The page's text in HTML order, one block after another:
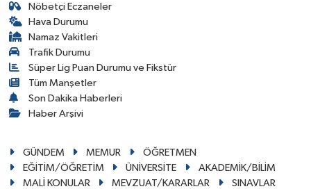
Nöbetçi Eczaneler
Hava Durumu
Namaz Vakitleri
Trafik Durumu
Süper Lig Puan Durumu ve Fikstür
Tüm Manşetler
Son Dakika Haberleri
Haber Arşivi
GÜNDEM MEMUR
ÖĞRETMEN
EĞİTİM/ÖĞRETİM
ÜNİVERSİTE
AKADEMİK/BİLİM
MALİ KONULAR
MEVZUAT/KARARLAR
SINAVLAR